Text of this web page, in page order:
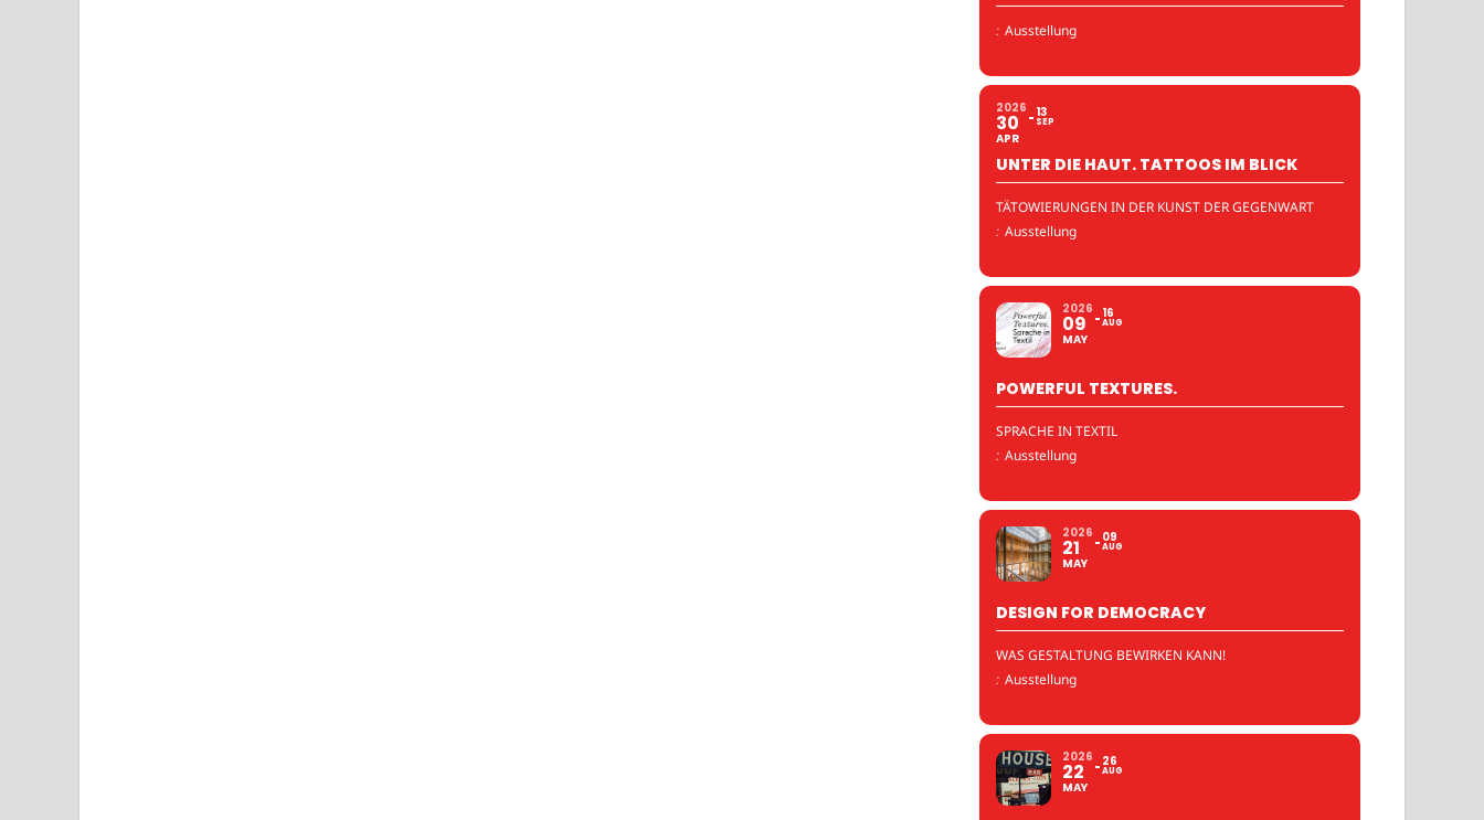
: Ausstellung
2026
30
APR
13
SEP
UNTER DIE HAUT. TATTOOS IM BLICK
TÄTOWIERUNGEN IN DER KUNST DER GEGENWART
: Ausstellung
2026
09
MAY
16
AUG
POWERFUL TEXTURES.
SPRACHE IN TEXTIL
: Ausstellung
2026
21
MAY
09
AUG
DESIGN FOR DEMOCRACY
WAS GESTALTUNG BEWIRKEN KANN!
: Ausstellung
2026
22
MAY
26
AUG